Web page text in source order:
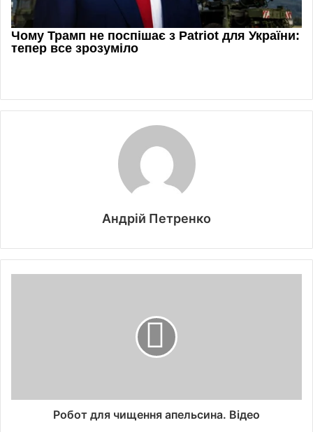
Андрій Петренко
Робот для чищення апельсина. Відео